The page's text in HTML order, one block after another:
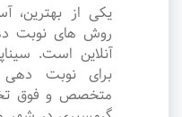
یکی از بهترین،
روش های نوبت
آنلاین است.
برای نوبت دهی
متخصص و فوق